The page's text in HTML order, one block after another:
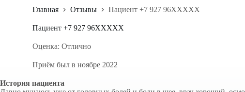
Главная Отзывы Пациент +7 927 96XXXXX
Пациент +7 927 96XXXXX
Оценка: Отлично
Приём был в ноябре 2022
История пациента